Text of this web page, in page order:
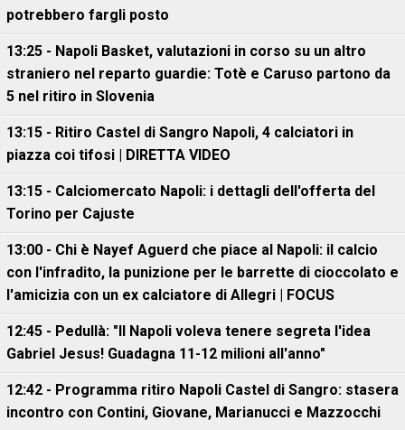
potrebbero fargli posto
13:25 - Napoli Basket, valutazioni in corso su un altro
straniero nel reparto guardie: Totè e Caruso partono da
5 nel ritiro in Slovenia
13:15 - Ritiro Castel di Sangro Napoli, 4 calciatori in
piazza coi tifosi | DIRETTA VIDEO
13:15 - Calciomercato Napoli: i dettagli dell'offerta del
Torino per Cajuste
13:00 - Chi è Nayef Aguerd che piace al Napoli: il calcio
con l'infradito, la punizione per le barrette di cioccolato e
l'amicizia con un ex calciatore di Allegri | FOCUS
12:45 - Pedullà: "Il Napoli voleva tenere segreta l'idea
Gabriel Jesus! Guadagna 11-12 milioni all'anno"
12:42 - Programma ritiro Napoli Castel di Sangro: stasera
incontro con Contini, Giovane, Marianucci e Mazzocchi